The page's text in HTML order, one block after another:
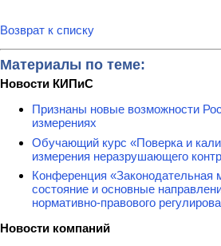
Возврат к списку
Материалы по теме:
Новости КИПиС
Признаны новые возможности
измерениях
Обучающий курс «Поверка и
измерения неразрушающего
Конференция «Законодательная
состояние и основные
нормативно-правового
Новости компаний